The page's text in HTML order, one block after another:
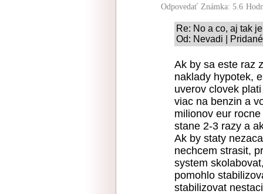
Odpovedať Známka: 5.6
Re: No a co, aj tak
Od: Nevadi |
Ak by sa este raz
naklady hypotek,
uverov clovek
viac na benzin a
milionov eur
stane 2-3 razy a
Ak by staty
nechcem strasit,
system
pomohlo
stabilizovat